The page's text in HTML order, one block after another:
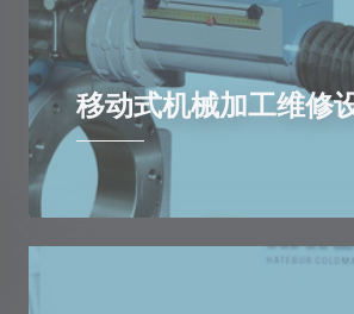
移动式机械加工维修